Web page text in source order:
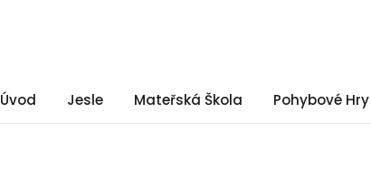
Úvod Jesle Mateřská Škola Pohybové Hry